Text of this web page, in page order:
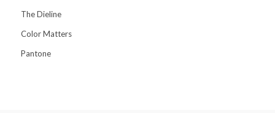
The Dieline
Color Matters
Pantone